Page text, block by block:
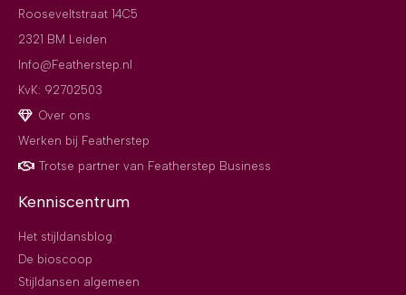
Rooseveltstraat 14C5
2321 BM Leiden
Info@Featherstep.nl
KvK: 92702503
Over ons
Werken bij Featherstep
Trotse partner van Featherstep Business
Kenniscentrum
Het stijldansblog
De bioscoop
Stijldansen algemeen